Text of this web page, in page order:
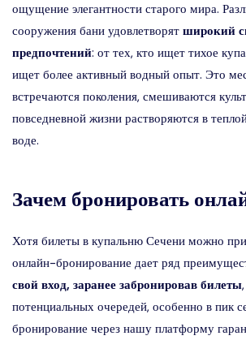
ощущение элегантности старого мира.
сооружения бани удовлетворят широкий
предпочтений: от тех, кто ищет тихое
ищет более активный водный опыт. Это
встречаются поколения, смешиваются
повседневной жизни растворяются в
воде.
Зачем бронировать
Хотя билеты в купальню Сечени можно
онлайн-бронирование дает ряд
свой вход, заранее забронировав билеты
потенциальных очередей, особенно в пик
бронирование через нашу платформу